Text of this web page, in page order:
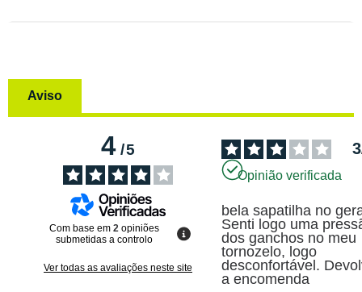
Aviso
4/5
Com base em 2 opiniões
submetidas a controlo
Ver todas as avaliações neste site
3
Opinião verificada
bela sapatilha no
Senti logo uma
dos ganchos no meu
tornozelo, logo
desconfortável.
a encomenda